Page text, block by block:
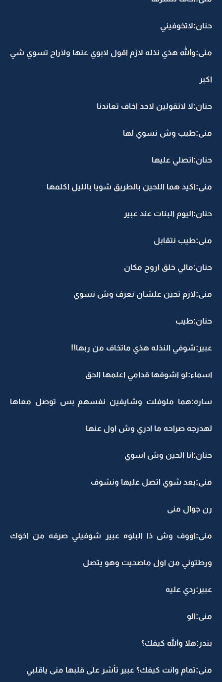
حنان:لاتخوفيني
منى:والله هذي نذله لازم اقول لابوي عنها ولاراح تسوي شي
اكبر
حنان:لا لاتقولين لاحد اخاف تعاندنا
منى:طيب وش نسوي لها
حنان:اتصلي عليها
منى:اكيد هما اللحين بالطريق شويا بالليل اكلمها
حنان:اليوم البنات عند عبير
منى:طيب نتقابل
حنان:مالي خلق اروح مكان
منى:لازم تجين علشان نعرف وش نسوي
حنان:طيب
عبير:شوفي النذله هذي ماتخاف من ربها!!
اسماء:لو اشوفها قدامي اعلمها الحق
ساره:هما ملوفلت وشايفين نفسهم بس توصل معاها
لهدرجه صراحه ما ادري وش اول عنها
حنان:انا الحين وش اسوي
منى:بعد شوي اتصل عليها ونشوف
رن جوال منى
منى:اووف وش ذا البلوه عبير شوفيلي صرفه من اخوك
ورطتوني من اول ماصحيت وهو يتصل
عبير:ردي عليه
منى:الو
بندر:هلا والله كيفك؟
منى:تمام وانت كيفك؟ عبير تأشر على قلبها منى ياقلبي